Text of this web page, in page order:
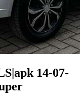
14-07-